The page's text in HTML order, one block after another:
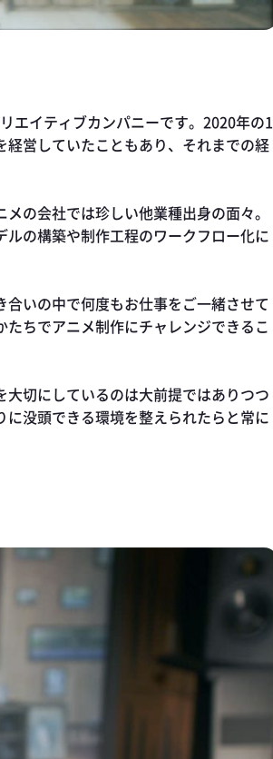
エイティブカンパニーです。2020年の1
営していたこともあり、それまでの経
の会社では珍しい他業種出身の面々。
の構築や制作工程のワークフロー化に
いの中で何度もお仕事をご一緒させて
ちでアニメ制作にチャレンジできるこ
切にしているのは大前提ではありつつ
没頭できる環境を整えられたらと常に